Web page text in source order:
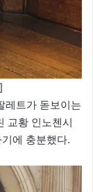
레트가 돋보이는
교황 인노첸시
에 충분했다.